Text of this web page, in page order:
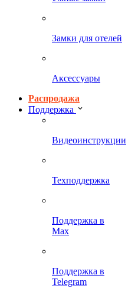
Замки для отелей
Аксессуары
Распродажа
Поддержка
Видеоинструкции
Техподдержка
Поддержка в
Max
Поддержка в
Telegram